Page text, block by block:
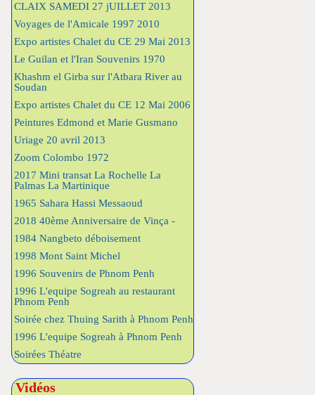
CLAIX SAMEDI 27 jUILLET 2013
Voyages de l'Amicale 1997 2010
Expo artistes Chalet du CE 29 Mai 2013
Le Guilan et l'Iran Souvenirs 1970
Khashm el Girba sur l'Atbara River au
Soudan
Expo artistes Chalet du CE 12 Mai 2006
Peintures Edmond et Marie Gusmano
Uriage 20 avril 2013
Zoom Colombo 1972
2017 Mini transat La Rochelle La
Palmas La Martinique
1965 Sahara Hassi Messaoud
2018 40ème Anniversaire de Vinça -
1984 Nangbeto déboisement
1998 Mont Saint Michel
1996 Souvenirs de Phnom Penh
1996 L'equipe Sogreah au restaurant
Phnom Penh
Soirée chez Thuing Sarith à Phnom Penh
1996 L'equipe Sogreah à Phnom Penh
Soirées Théatre
Vidéos